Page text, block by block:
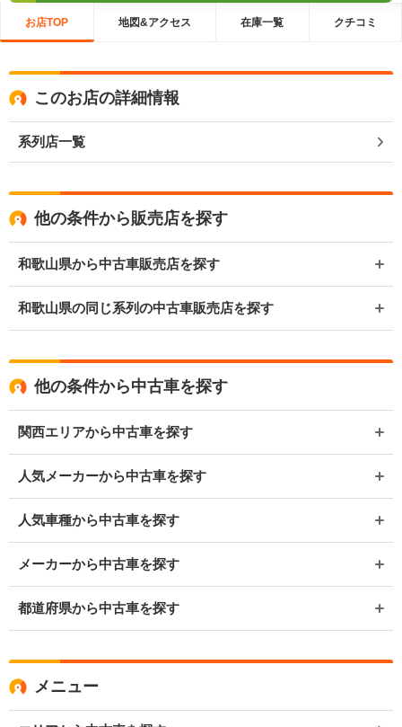
お店TOP 地図&アクセス 在庫一覧 クチコミ
このお店の詳細情報
系列店一覧
他の条件から販売店を探す
和歌山県から中古車販売店を探す
和歌山県の同じ系列の中古車販売店を探す
他の条件から中古車を探す
関西エリアから中古車を探す
人気メーカーから中古車を探す
人気車種から中古車を探す
メーカーから中古車を探す
都道府県から中古車を探す
メニュー